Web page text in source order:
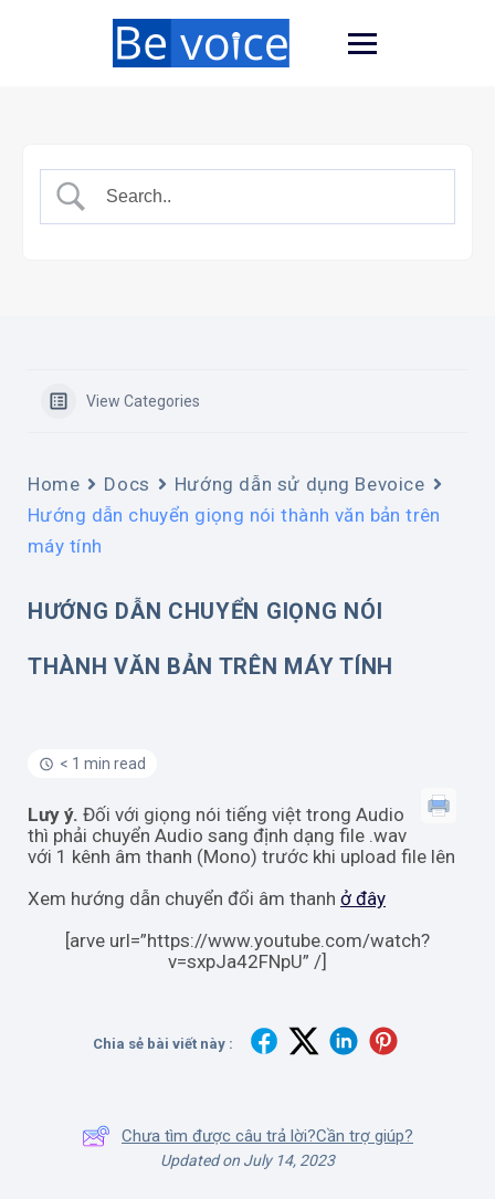
View Categories
Home Docs
Hướng dẫn sử dụng Bevoice
Hướng dẫn chuyển giọng nói thành văn bản trên
máy tính
HƯỚNG DẪN CHUYỂN GIỌNG NÓI
THÀNH VĂN BẢN TRÊN MÁY TÍNH
< 1 min read
Lưy ý. Đối với giọng nói tiếng việt trong Audio
thì phải chuyển Audio sang định dạng file .wav
với 1 kênh âm thanh (Mono) trước khi upload file lên
Xem hướng dẫn chuyển đổi âm thanh ở đây
[arve url=”https://www.youtube.com/watch?
v=sxpJa42FNpU” /]
Chia sẻ bài viết này :
Chưa tìm được câu trả lời?Cần trợ giúp?
Updated on July 14, 2023